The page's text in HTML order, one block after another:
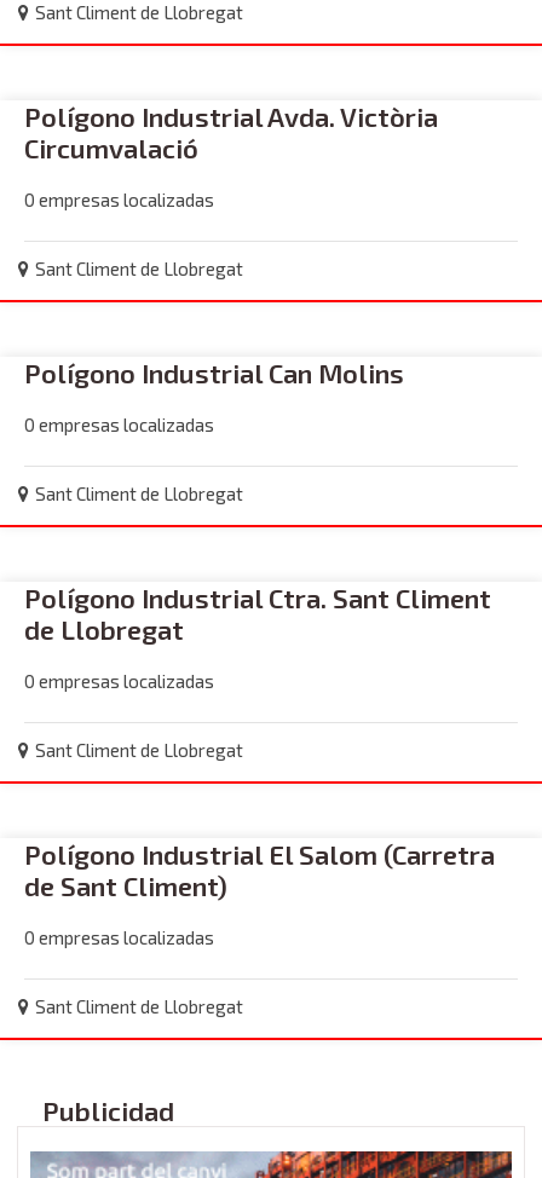
Sant Climent de Llobregat
Polígono Industrial Avda. Victòria
Circumvalació
0 empresas localizadas
Sant Climent de Llobregat
Polígono Industrial Can Molins
0 empresas localizadas
Sant Climent de Llobregat
Polígono Industrial Ctra. Sant Climent
de Llobregat
0 empresas localizadas
Sant Climent de Llobregat
Polígono Industrial El Salom (Carretra
de Sant Climent)
0 empresas localizadas
Sant Climent de Llobregat
Publicidad